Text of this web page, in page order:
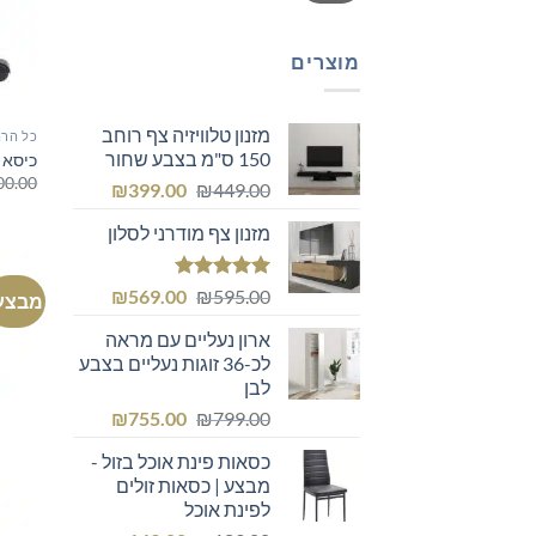
מוצרים
מזנון טלוויזיה צף רוחב
150 ס"מ בצבע שחור
₪449.00
המחיר
היה:
₪449.00.
₪399.00
המחיר
הוא:מזנון צף מודרני לסלון
דורג5.00
₪595.00
המחיר
היה:
₪595.00.
₪569.00
המחיר
הוא:
₪569.00.
ארון נעליים עם מראה
לכ-36 זוגות נעליים בצבע
לבן
₪799.00
המחיר
היה:
₪799.00.
₪755.00
המחיר
הוא:
כסאות פינת אוכל בזול -
מבצע | כסאות זולים
לפינת אוכל
כל